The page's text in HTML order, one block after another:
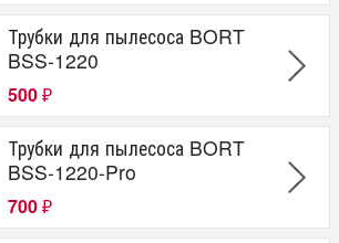
Трубки для пылесоса BORT
BSS-1220
500 ₽
Трубки для пылесоса BORT
BSS-1220-Pro
700 ₽